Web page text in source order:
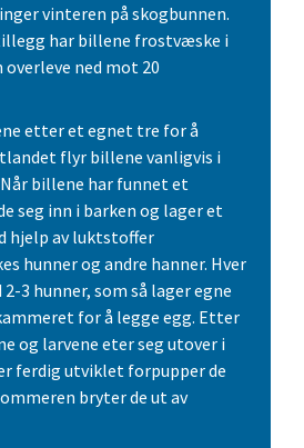
vinteren på skogbunnen.
har billene frostvæske i
ned mot 20
etter et egnet tre for å
flyr billene vanligvis i
billene har funnet et
seg inn i barken og lager et
hjelp av luktstoffer
hunner og andre hanner. Hver
3 hunner, som så lager egne
for å legge egg. Etter
og larvene eter seg utover i
ferdig utviklet forpupper de
bryter de ut av